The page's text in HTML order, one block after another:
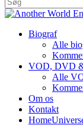
Biograf
Alle
VOD, DVD
Alle
Om os
Kontakt